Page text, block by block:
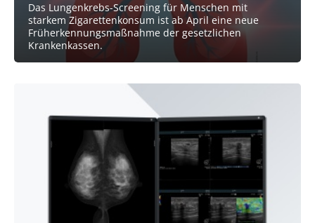
Das Lungenkrebs-Screening für Menschen mit
starkem Zigarettenkonsum ist ab April eine neue
Früherkennungsmaßnahme der gesetzlichen
Krankenkassen.